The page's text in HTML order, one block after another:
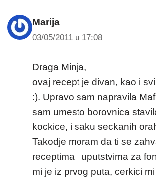
Marija
03/05/2011 u 17:08
Draga Minja,
ovaj recept je divan, kao i
:). Upravo sam napravila
sam umesto borovnica
kockice, i saku seckanih
Takodje moram da ti se
receptima i uputstvima za
mi je iz prvog puta, cerkici